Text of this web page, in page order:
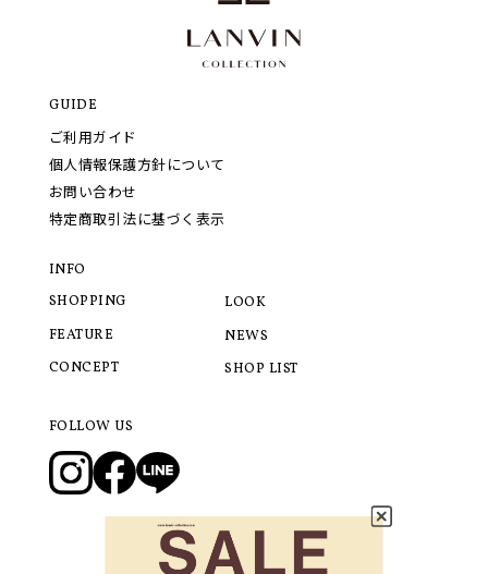
GUIDE
ご利用ガイド
個人情報保護方針について
お問い合わせ
特定商取引法に基づく表示
INFO
SHOPPING
FEATURE
CONCEPT
LOOK
NEWS
SHOP LIST
FOLLOW US